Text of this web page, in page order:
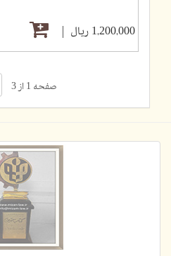
1,200,000 ریال
صفحه 1 از 3